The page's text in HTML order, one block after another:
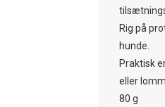
Rig på
hunde.
Praktisk
eller
80 g